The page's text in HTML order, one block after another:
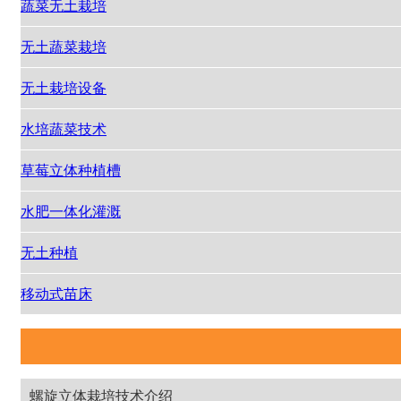
蔬菜无土栽培
无土蔬菜栽培
无土栽培设备
水培蔬菜技术
草莓立体种植槽
水肥一体化灌溉
无土种植
移动式苗床
螺旋立体栽培技术介绍